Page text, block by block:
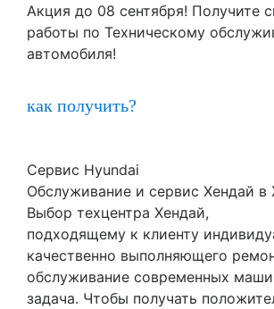
Акция до 08 сентября! Получите
работы по Техническому
автомобиля!
как получить?
Сервис Hyundai
Обслуживание и сервис Хендай
Выбор техцентра Хендай,
подходящему к клиенту
качественно выполняющего
обслуживание современных
задача. Чтобы получать